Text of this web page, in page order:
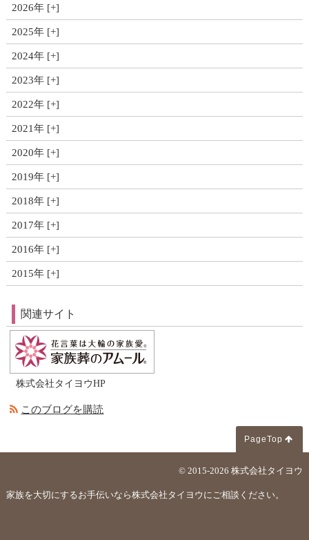
2026年
2025年
2024年
2023年
2022年
2021年
2020年
2019年
2018年
2017年
2016年
2015年
関連サイト
株式会社タイヨウHP
このブログを購読
PageTop
© 2015-2026株式会社タイヨウ
家族を大切にするお手伝いなら株式会社タイヨウにご相談ください。